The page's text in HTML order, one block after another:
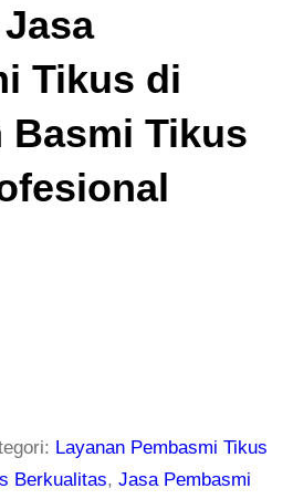
Tikus di
Basmi Tikus
Layanan Pembasmi Tikus
Berkualitas,Jasa Pembasmi